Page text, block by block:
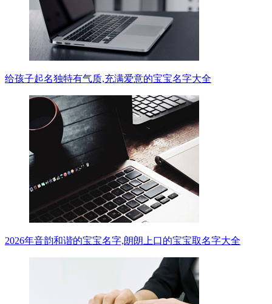
给孩子起名独特有气质,充满爱意的宝宝名字大全
2026年音韵和谐的宝宝名字,朗朗上口的宝宝取名字大全